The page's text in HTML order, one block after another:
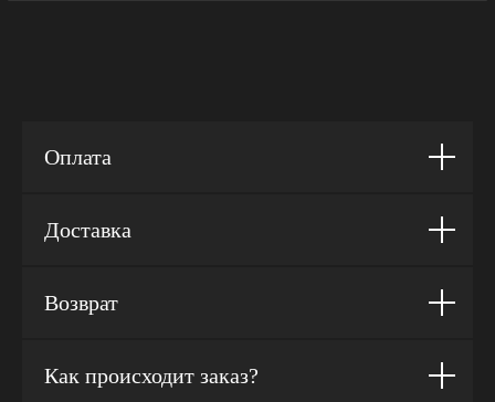
Оплата
Доставка
Возврат
Как происходит заказ?